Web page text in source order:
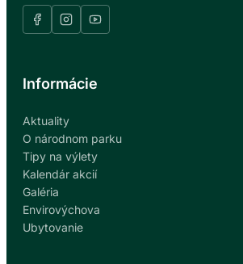
Informácie
Aktuality
O národnom parku
Tipy na výlety
Kalendár akcií
Galéria
Envirovýchova
Ubytovanie